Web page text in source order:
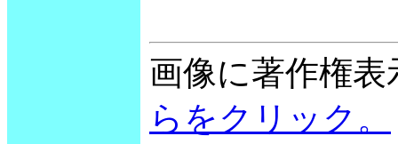
画像に著作権
らをクリック。